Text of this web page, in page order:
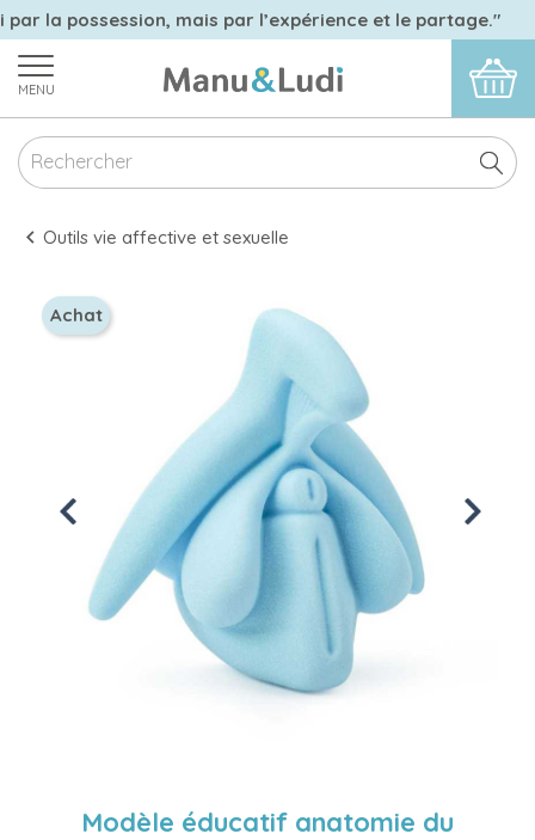
la possession, mais par l’expérience et le partage."
MENU
Outils vie affective et sexuelle
Achat
Previous Next
Modèle éducatif anatomie du